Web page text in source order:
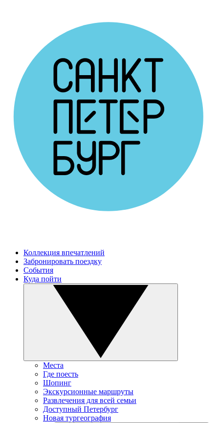
Коллекция впечатлений
Забронировать поездку
События
Куда пойти
Места
Где поесть
Шопинг
Экскурсионные маршруты
Развлечения для всей семьи
Доступный Петербург
Новая тургеография